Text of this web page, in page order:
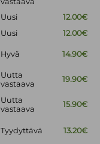
Uusi
12.00€
Uusi
12.00€
Hyvä 14.90€
Uutta
vastaava
19.90€
Uutta
vastaava
15.90€
Tyydyttävä 13.20€